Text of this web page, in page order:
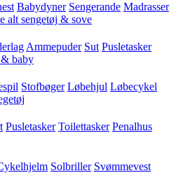
Babydyner Sengerande Madrasser
alt sengetøj & sove
Ammepuder Sut Pusletasker
& baby
Stofbøger Løbehjul Løbecykel
Pusletasker Toilettasker Penalhus
Solbriller Svømmevest